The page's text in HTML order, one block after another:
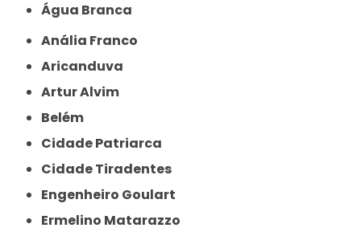
Água Branca
Anália Franco
Aricanduva
Artur Alvim
Belém
Cidade Patriarca
Cidade Tiradentes
Engenheiro Goulart
Ermelino Matarazzo